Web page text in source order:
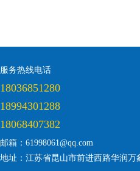
服务热线电话
18036851280
18994301288
18068407382
邮箱：61998061@qq.com
地址：江苏省昆山市前进西路华润万